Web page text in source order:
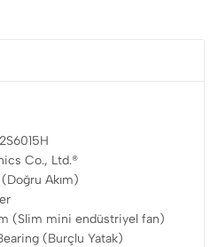
Co., Ltd.®
(Doğru Akım)
(Slim mini endüstriyel fan)
(Burçlu Yatak)